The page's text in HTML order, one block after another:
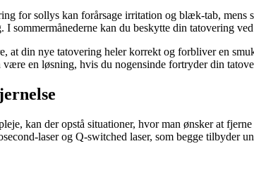
for sollys kan forårsage irritation og blæk-tab,
sommermånederne kan du beskytte din tatovering
at din nye tatovering heler korrekt og forbliver en
en løsning, hvis du nogensinde fortryder din
kan der opstå situationer, hvor man ønsker at
laser og Q-switched laser, som begge tilbyder